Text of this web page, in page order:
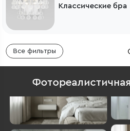
светильники
Все фильтры